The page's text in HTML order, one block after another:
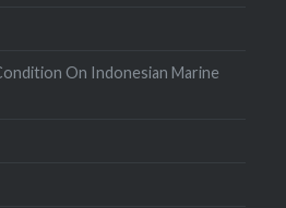
On Indonesian Marine